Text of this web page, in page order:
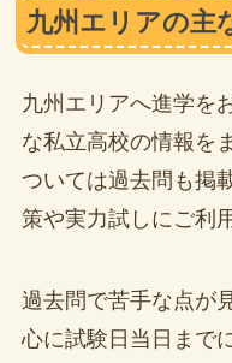
九州エリアの主
九州エリアへ進学を
な私立高校の情報を
ついては過去問も掲
策や実力試しにご利
過去問で苦手な点が
心に試験日当日まで